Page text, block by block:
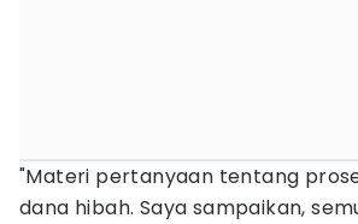
"Materi pertanyaan tentang
dana hibah. Saya sampaikan,